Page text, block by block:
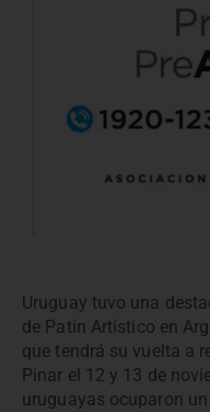
Uruguay tuvo una
de Patín Artístico en
que tendrá su vuelta a
Pinar el 12 y 13 de
uruguayas ocuparon